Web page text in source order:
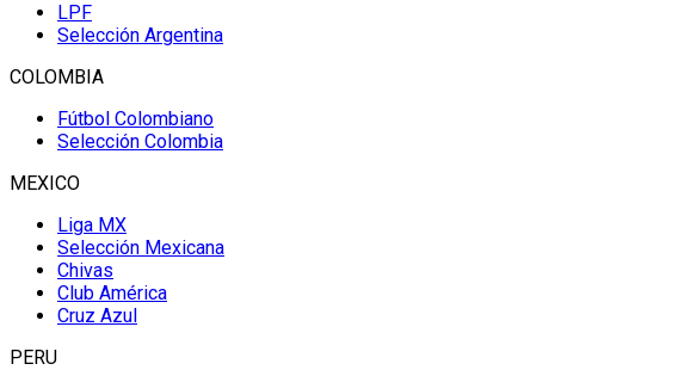
LPF
Selección Argentina
COLOMBIA
Fútbol Colombiano
Selección Colombia
MEXICO
Liga MX
Selección Mexicana
Chivas
Club América
Cruz Azul
PERU